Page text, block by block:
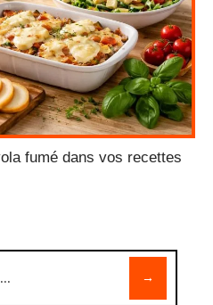
fumé dans vos recettes